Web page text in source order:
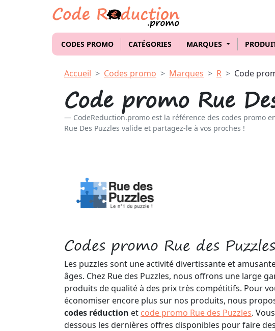
CODES PROMO CATÉGORIES MARQUES
Accueil Codes promo Marques R Code
Code promo Rue
CodeReduction.promo est la référence des codes promo
Rue Des Puzzles valide et partagez-le à vos proches !
Codes promo Rue des Puzzles
Les puzzles sont une activité divertissante et
âges. Chez Rue des Puzzles, nous offrons une large
produits de qualité à des prix très compétitifs. Pour
économiser encore plus sur nos produits, nous
codes réduction et code promo Rue des Puzzles.
dessous les dernières offres disponibles pour faire